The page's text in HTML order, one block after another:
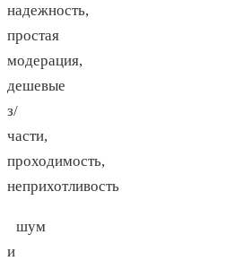
надежность,
простая
модерация,
дешевые
з/
части,
проходимость,
неприхотливость
шум
и